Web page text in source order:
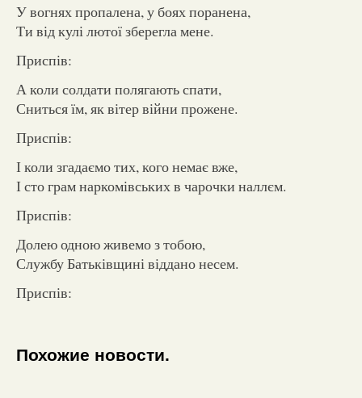
У вогнях пропалена, у боях поранена,
Ти від кулі лютої зберегла мене.
Приспів:
А коли солдати полягають спати,
Сниться їм, як вітер війни прожене.
Приспів:
І коли згадаємо тих, кого немає вже,
І сто грам наркомівських в чарочки наллєм.
Приспів:
Долею одною живемо з тобою,
Службу Батьківщині віддано несем.
Приспів:
Похожие новости.